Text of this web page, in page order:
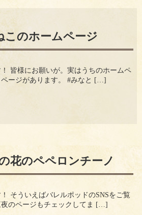
このホームページ
皆様にお願いが。実はうちのホームペ
ージがあります。 #みなと […]
花のペペロンチーノ
そういえばバレルポッドのSNSをご覧
のページもチェックしてま […]